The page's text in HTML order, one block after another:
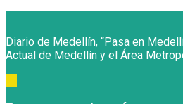
Diario de Medellín, “Pasa en
Actual de Medellín y el Área